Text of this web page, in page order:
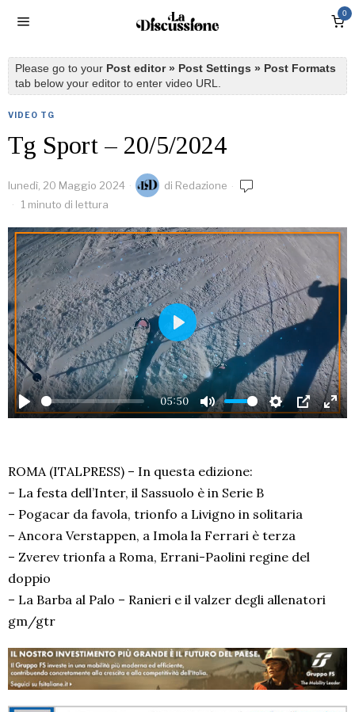
0
Please go to your Post editor » Post Settings » Post Formats
tab below your editor to enter video URL.
VIDEO TG
Tg Sport – 20/5/2024
lunedì, 20 Maggio 2024 di Redazione
1 minuto di lettura
PLAY
05:50
MUTE SETTINGS
PIP
PLAY
ROMA (ITALPRESS) – In questa edizione:
– La festa dell’Inter, il Sassuolo è in Serie B
– Pogacar da favola, trionfo a Livigno in solitaria
– Ancora Verstappen, a Imola la Ferrari è terza
– Zverev trionfa a Roma, Errani-Paolini regine del
doppio
– La Barba al Palo – Ranieri e il valzer degli allenatori
gm/gtr